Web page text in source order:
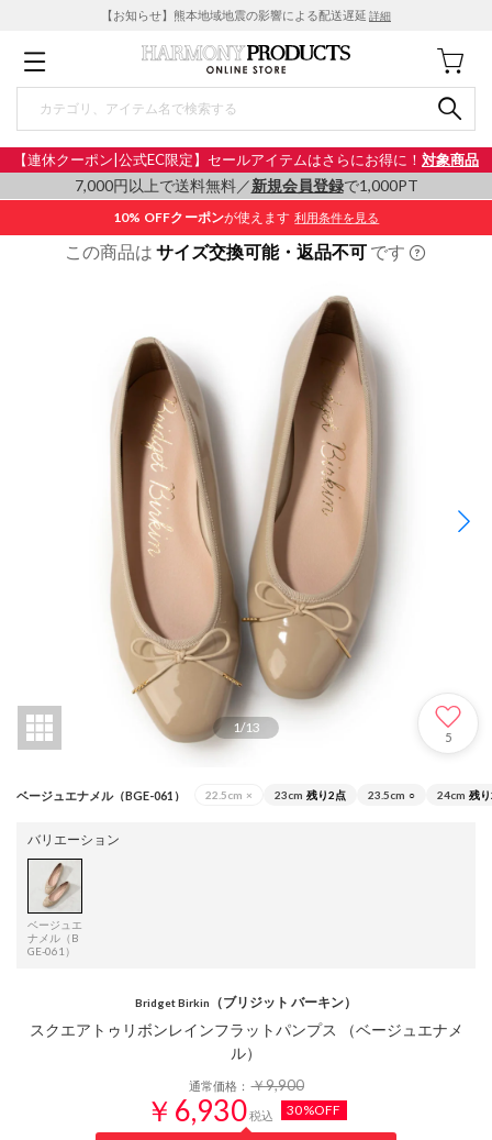
【お知らせ】熊本地域地震の影響による配送遅延 詳細
【連休クーポン|公式EC限定】セールアイテムはさらにお得に！ 対象商品
7,000円以上で送料無料／新規会員登録で1,000PT
10% OFFクーポンが使えます 利用条件を見る
この商品は サイズ交換可能・返品不可 です
1/13
5
ベージュエナメル（BGE-061） 22.5cm × 23cm 残り2点 23.5cm ○ 24cm 残
バリエーション
ベージュエ
ナメル（B
GE-061）
Bridget Birkin （ブリジット バーキン）
スクエアトゥリボンレインフラットパンプス （ベージュエナメ
ル）
通常価格：￥9,900
￥6,930税込 30%OFF